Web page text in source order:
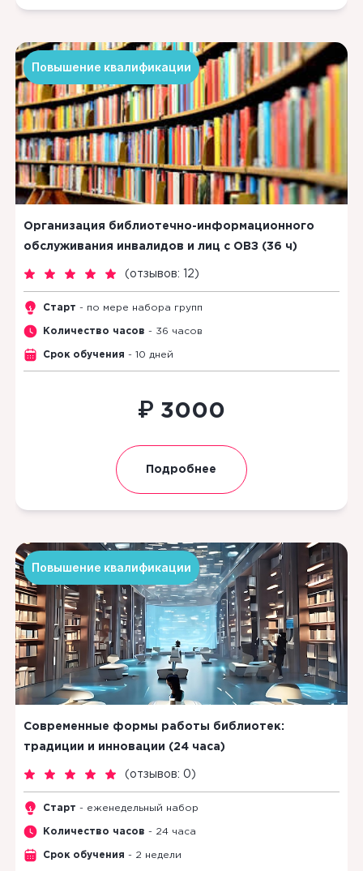
Повышение квалификации
Организация библиотечно-информационного
обслуживания инвалидов и лиц с ОВЗ (36 ч)
( отзывов: 12 )
Старт - по мере набора групп
Количество часов - 36 часов
Срок обучения - 10 дней
₽ 3000
Подробнее
Повышение квалификации
Современные формы работы библиотек:
традиции и инновации (24 часа)
( отзывов: 0 )
Старт - еженедельный набор
Количество часов - 24 часа
Срок обучения - 2 недели